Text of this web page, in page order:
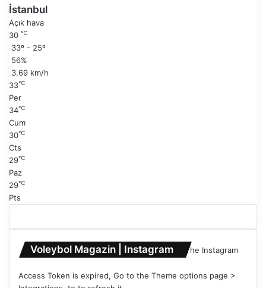
i
s
a
y
f
a
a
k
s
a
y
f
İstanbul
Açık hava
30 ℃
33º - 25º
56%
3.69 km/h
33℃
Per
34℃
Cum
30℃
Cts
29℃
Paz
29℃
Pts
Voleybol Magazin | Instagram The Instagram
Access Token is expired, Go to the Theme options page >